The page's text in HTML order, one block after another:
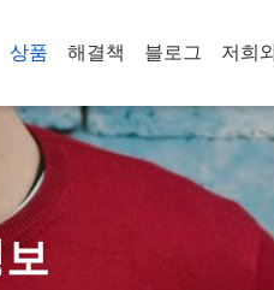
상품 해결책 블로그 저희